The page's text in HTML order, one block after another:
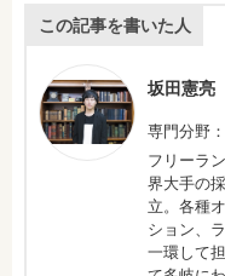
この記事を書いた人
坂田憲亮
専門分野
フリーラ
界大手の
立。各種
ション、
一環して